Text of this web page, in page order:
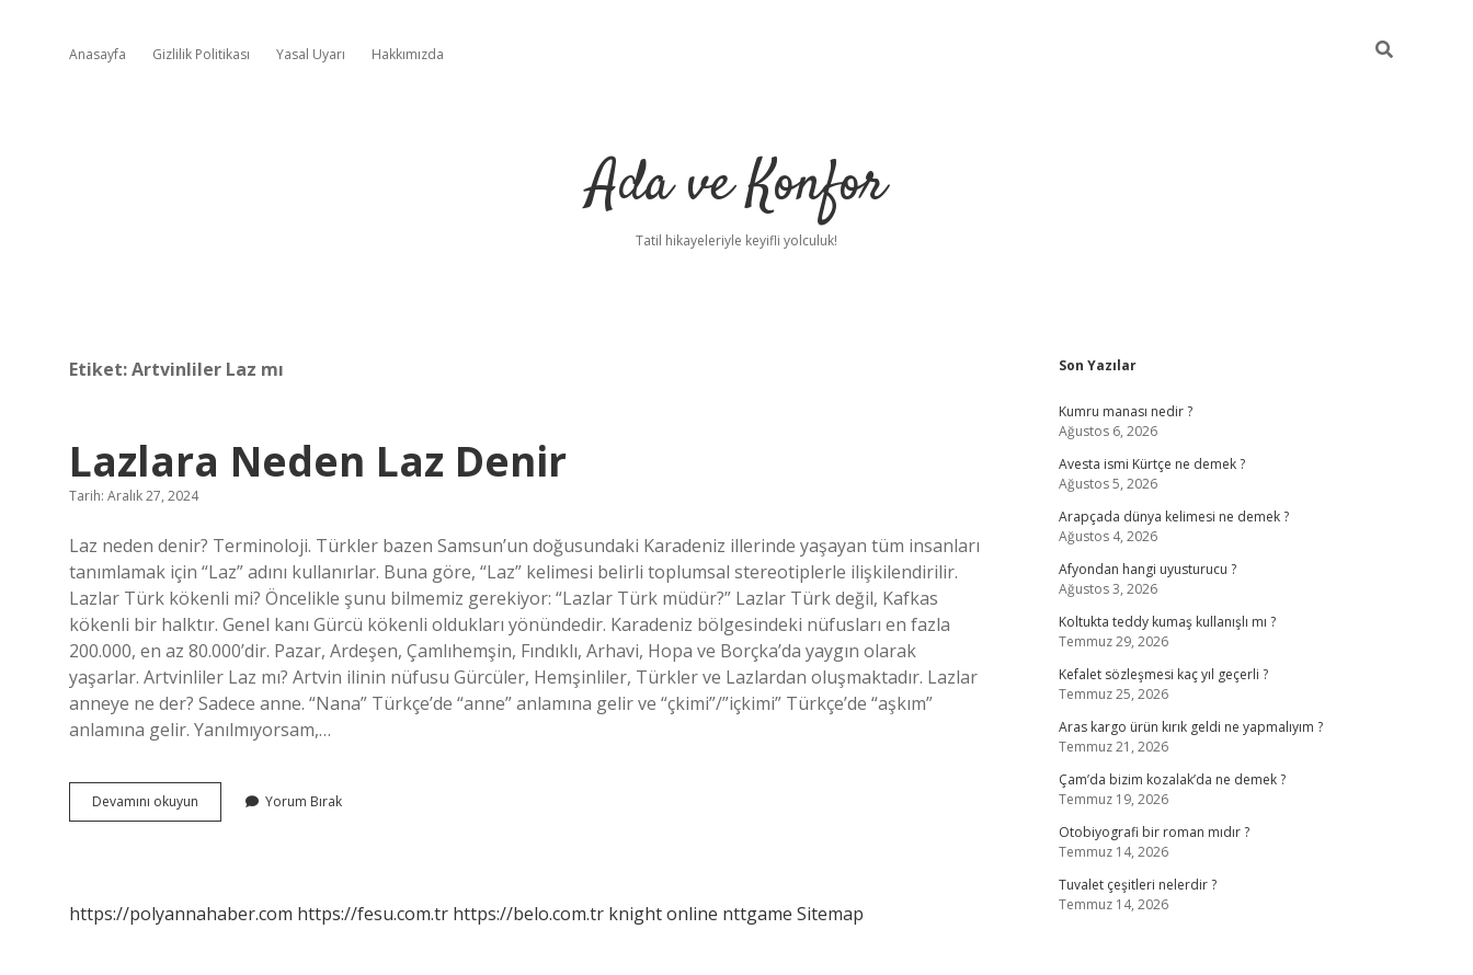
Anasayfa Gizlilik Politikası Yasal Uyarı Hakkımızda
Ada ve Konfor
Tatil hikayeleriyle keyifli yolculuk!
Etiket:Artvinliler Laz mı
Lazlara Neden Laz Denir
Tarih: Aralık 27, 2024
Laz neden denir? Terminoloji. Türkler bazen Samsun’un doğusundaki Karadeniz illerinde yaşayan tüm insanları
tanımlamak için “Laz” adını kullanırlar. Buna göre, “Laz” kelimesi belirli toplumsal stereotiplerle ilişkilendirilir.
Lazlar Türk kökenli mi? Öncelikle şunu bilmemiz gerekiyor: “Lazlar Türk müdür?” Lazlar Türk değil, Kafkas
kökenli bir halktır. Genel kanı Gürcü kökenli oldukları yönündedir. Karadeniz bölgesindeki nüfusları en fazla
200.000, en az 80.000’dir. Pazar, Ardeşen, Çamlıhemşin, Fındıklı, Arhavi, Hopa ve Borçka’da yaygın olarak
yaşarlar. Artvinliler Laz mı? Artvin ilinin nüfusu Gürcüler, Hemşinliler, Türkler ve Lazlardan oluşmaktadır. Lazlar
anneye ne der? Sadece anne. “Nana” Türkçe’de “anne” anlamına gelir ve “çkimi”/”içkimi” Türkçe’de “aşkım”
anlamına gelir. Yanılmıyorsam,…
Devamını okuyun
Neden
Yorum Bırak
https://polyannahaber.com https://fesu.com.tr https://belo.com.tr knight online nttgame Sitemap
Sidebar
Son Yazılar
Kumru manası nedir ?
Ağustos 6, 2026
Avesta ismi Kürtçe ne demek ?
Ağustos 5, 2026
Arapçada dünya kelimesi ne demek ?
Ağustos 4, 2026
Afyondan hangi uyusturucu ?
Ağustos 3, 2026
Koltukta teddy kumaş kullanışlı mı ?
Temmuz 29, 2026
Kefalet sözleşmesi kaç yıl geçerli ?
Temmuz 25, 2026
Aras kargo ürün kırık geldi ne yapmalıyım ?
Temmuz 21, 2026
Çam’da bizim kozalak’da ne demek ?
Temmuz 19, 2026
Otobiyografi bir roman mıdır ?
Temmuz 14, 2026
Tuvalet çeşitleri nelerdir ?
Temmuz 14, 2026